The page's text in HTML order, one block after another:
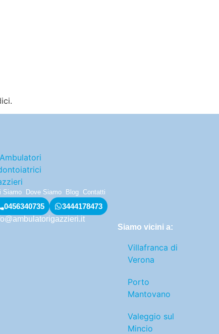
Siamo Dove Siamo Blog Contatti
0456340735
3444178473
Siamo vicini a:
Villafranca di
Verona
Porto
Mantovano
Valeggio sul
Mincio